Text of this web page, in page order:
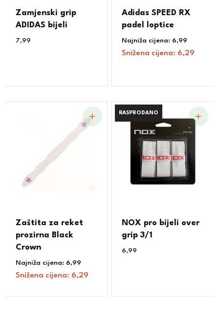
Zamjenski grip
ADIDAS bijeli
7,99
Adidas SPEED RX
padel loptice
Najniža cijena: 6,99
Snižena cijena: 6,29
Zaštita za reket
prozirna Black
Crown
Najniža cijena: 6,99
Snižena cijena: 6,29
RASPRODANO
RASPRODANO
NOX pro bijeli over
grip 3/1
6,99